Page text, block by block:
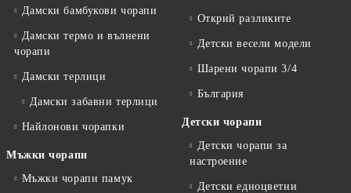
Дамски бамбукови чорапи
Дамски термо и вълнени
чорапи
Дамски терлици
Дамски забавни терлици
Найлонови чорапки
Мъжки чорапи
Мъжки чорапи памук
Открий разликите
Детски весели модели
Шарени чорапи 3/4
България
Детски чорапи
Детски чорапи за
настроение
Детски едноцветни